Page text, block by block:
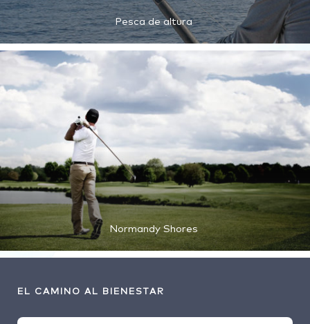
Pesca de altura
Normandy Shores
EL CAMINO AL BIENESTAR